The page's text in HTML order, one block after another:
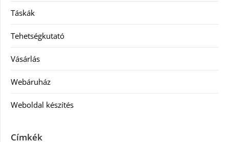
Táskák
Tehetségkutató
Vásárlás
Webáruház
Weboldal készítés
Címkék